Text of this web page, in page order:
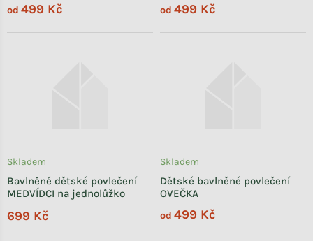
od 499 Kč od 499 Kč
Bavlněné dětské povlečení
MEDVÍDCI na jednolůžko
Skladem
699 Kč
Dětské bavlněné povlečení
OVEČKA
Skladem
od 499 Kč